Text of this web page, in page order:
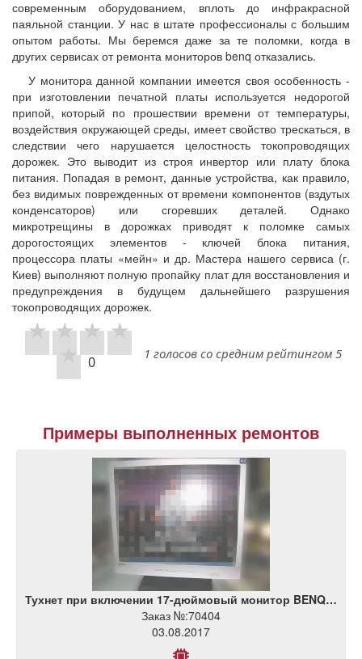
современным оборудованием, вплоть до инфракрасной
паяльной станции. У нас в штате профессионалы с большим
опытом работы. Мы беремся даже за те поломки, когда в
других сервисах от ремонта мониторов benq отказались.
У монитора данной компании имеется своя особенность -
при изготовлении печатной платы используется недорогой
припой, который по прошествии времени от температуры,
воздействия окружающей среды, имеет свойство трескаться, в
следствии чего нарушается целостность токопроводящих
дорожек. Это выводит из строя инвертор или плату блока
питания. Попадая в ремонт, данные устройства, как правило,
без видимых поврежденных от времени компонентов (вздутых
конденсаторов) или сгоревших деталей. Однако
микротрещины в дорожках приводят к поломке самых
дорогостоящих элементов - ключей блока питания,
процессора платы «мейн» и др. Мастера нашего сервиса (г.
Киев) выполняют полную пропайку плат для восстановления и
предупреждения в будущем дальнейшего разрушения
токопроводящих дорожек.
0 1 голосов со средним рейтингом 5
Примеры выполненных ремонтов
Тухнет при включении 17-дюймовый монитор BENQ…
Заказ №:70404
03.08.2017